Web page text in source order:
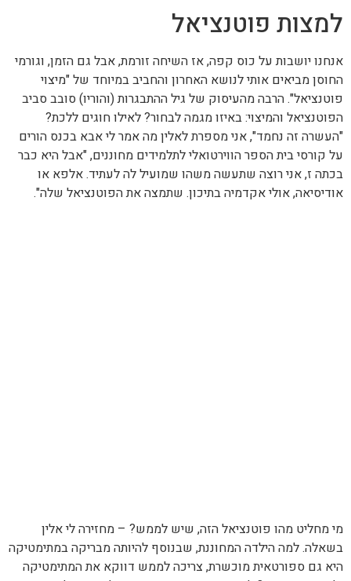
למצות פוטנציאל
אנחנו יושבות על כוס קפה, אז השיחה זורמת, אבל גם הזמן, וגורמי
החוסן מביאים אותי לנושא האחרון והחביב במיוחד של "מיצוי
פוטנציאל". הרבה מהעיסוק של גיל ההתבגרות (והוריו) סובב סביב
הפוטנציאל והמיצוי: באיזו מגמה לבחור? לאילו חוגים ללכת?
"העשרה זה נחמד", אני מספרת לאלין מה אמר לי אבא בכנס הורים
על קורסי בית הספר הווירטואלי לתלמידים מחוננים, "אבל היא כבר
בכתה ז, אני רוצה שתעשה משהו שמועיל לה לעתיד. אלפא או
אודיסיאה, אולי אקדמיה בתיכון. שתמצה את הפוטנציאל שלה".
מי מחליט מהו פוטנציאל הזה, שיש לממש? – מחזירה לי אלין
בשאלה. למה הילדה המחוננת, שבנוסף להיותה מבריקה במתימטיקה
היא גם ספורטאית מוכשרת, צריכה לממש דווקא את המתימטיקה